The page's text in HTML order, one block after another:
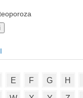
E F G H